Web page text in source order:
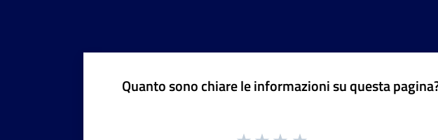
Quanto sono chiare le informazioni su questa